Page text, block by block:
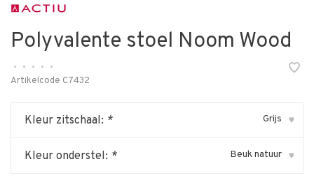
Polyvalente stoel Noom Wood
• • • •
•
Artikelcode C7432
Kleur zitschaal: * Grijs ▾
Kleur onderstel: * Beuk natuur ▾